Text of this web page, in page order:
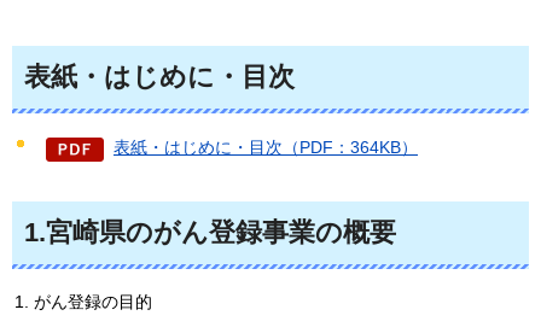
表紙・はじめに・目次
表紙・はじめに・目次（PDF：364KB）
1.宮崎県のがん登録事業の概要
がん登録の目的